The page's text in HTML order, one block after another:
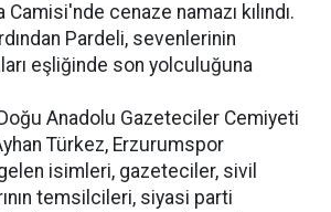
Camisi'nde cenaze namazı kılındı.
Pardeli, sevenlerinin
eşliğinde son yolculuğuna
Anadolu Gazeteciler Cemiyeti
Türkez, Erzurumspor
isimleri, gazeteciler, sivil
temsilcileri, siyasi parti